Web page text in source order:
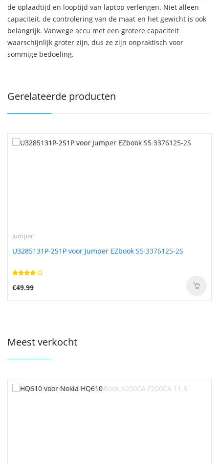
de oplaadtijd en looptijd van laptop verlengen. Niet alleen
capaciteit, de controlering van de maat en het gewicht is ook
belangrijk. Vanwege accu met een grotere capaciteit
waarschijnlijk groter zijn, dus ze zijn onpraktisch voor
sommige bedoeling.
Gerelateerde producten
Jumper
U3285131P-2S1P voor Jumper EZbook S5 3376125-2S
€49.99
Meest verkocht